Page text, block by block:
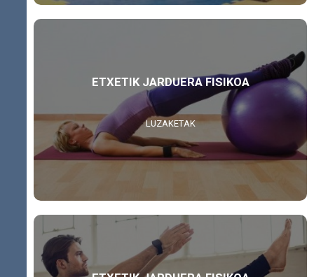
ETXETIK JARDUERA FISIKOA
LUZAKETAK